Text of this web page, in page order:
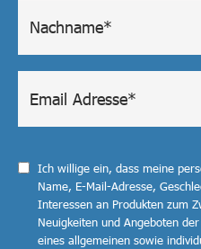
Ich willige ein, dass meine
Name, E-Mail-Adresse,
Interessen an Produkten zum
Neuigkeiten und Angeboten
eines allgemeinen sowie